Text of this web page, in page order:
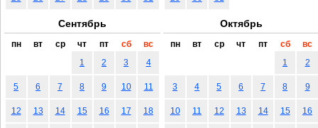
Сентябрь
пн вт ср чт пт сб
вс
1
2 3 4
5 6 7 8 9 10 11
12 13 14 15 16 17 18
Октябрь
пн вт ср чт пт сб
вс
1
2
3 4 5 6 7 8 9
10 11 12 13 14 15 16